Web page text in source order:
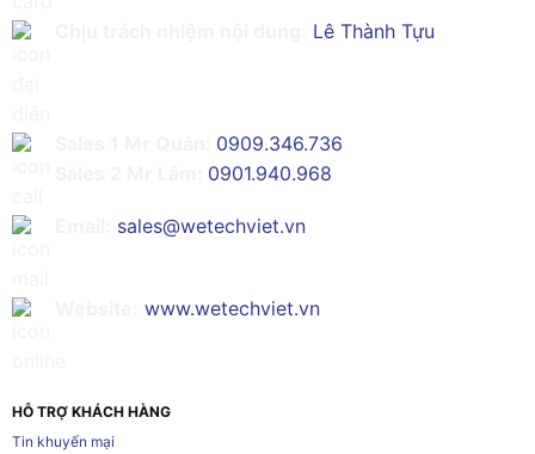
Lê Thành Tựu
0909.346.736
0901.940.968
sales@wetechviet.vn
www.wetechviet.vn
HỖ TRỢ KHÁCH HÀNG
Tin khuyến mại